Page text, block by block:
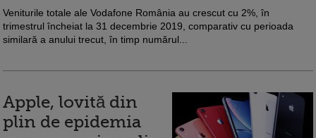
Veniturile totale ale Vodafone România au crescut cu 2%, în
trimestrul încheiat la 31 decembrie 2019, comparativ cu perioada
similară a anului trecut, în timp numărul...
Apple, lovită din
plin de epidemia